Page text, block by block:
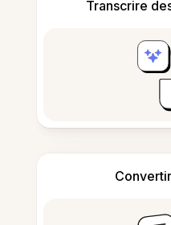
Transcrire